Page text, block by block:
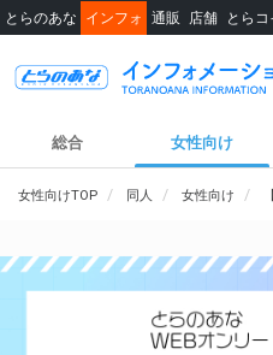
とらのあな インフォ 通販 店舗 とら
総合 女性向け
女性向けTOP 同人 女性向け